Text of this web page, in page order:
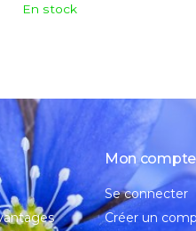
En stock
Mon compte
Se connecter
Créer un